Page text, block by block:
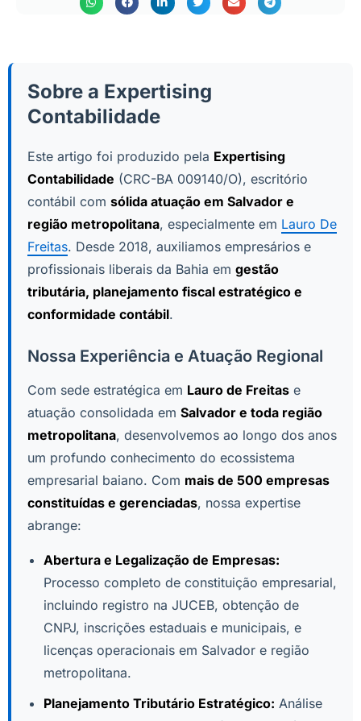
Sobre a Expertising
Contabilidade
Este artigo foi produzido pela Expertising
Contabilidade (CRC-BA 009140/O), escritório
contábil com sólida atuação em Salvador e
região metropolitana, especialmente em Lauro De
Freitas. Desde 2018, auxiliamos empresários e
profissionais liberais da Bahia em gestão
tributária, planejamento fiscal estratégico e
conformidade contábil.
Nossa Experiência e Atuação Regional
Com sede estratégica em Lauro de Freitas e
atuação consolidada em Salvador e toda região
metropolitana, desenvolvemos ao longo dos anos
um profundo conhecimento do ecossistema
empresarial baiano. Com mais de 500 empresas
constituídas e gerenciadas, nossa expertise
abrange:
Abertura e Legalização de Empresas:
Processo completo de constituição empresarial,
incluindo registro na JUCEB, obtenção de
CNPJ, inscrições estaduais e municipais, e
licenças operacionais em Salvador e região
metropolitana.
Planejamento Tributário Estratégico: Análise